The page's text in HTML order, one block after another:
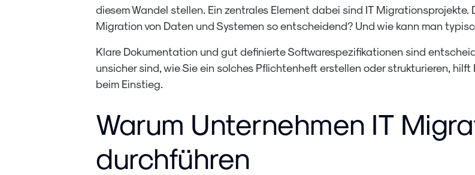
diesem Wandel stellen. Ein zentrales Element dabei sind IT
Migration von Daten und Systemen so entscheidend? Und wie kann man
Klare Dokumentation und gut definierte Softwarespezifikationen sind
unsicher sind, wie Sie ein solches Pflichtenheft erstellen oder strukturieren, hilft
beim Einstieg.
Warum Unternehmen IT
durchführen